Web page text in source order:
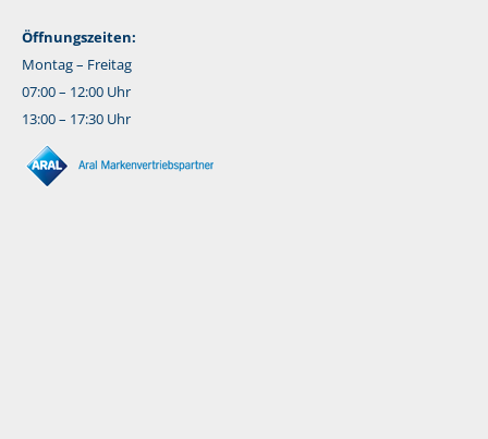
Öffnungszeiten:
Montag – Freitag
07:00 – 12:00 Uhr
13:00 – 17:30 Uhr